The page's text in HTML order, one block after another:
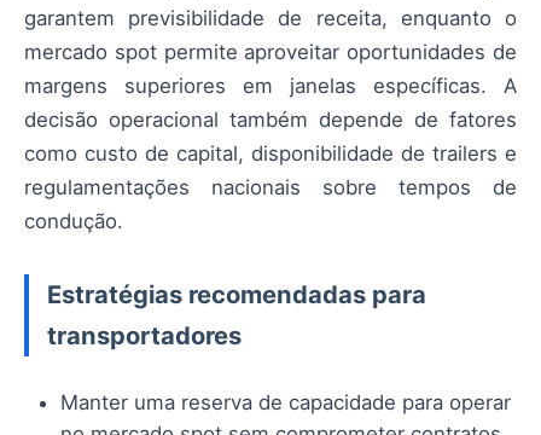
garantem previsibilidade de receita, enquanto o
mercado spot permite aproveitar oportunidades de
margens superiores em janelas específicas. A
decisão operacional também depende de fatores
como custo de capital, disponibilidade de trailers e
regulamentações nacionais sobre tempos de
condução.
Estratégias recomendadas para
transportadores
Manter uma reserva de capacidade para operar